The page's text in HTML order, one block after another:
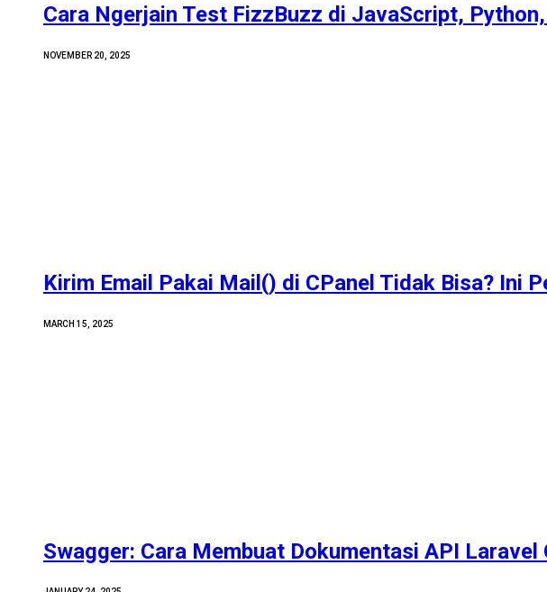
Cara Ngerjain Test FizzBuzz di JavaScript,
NOVEMBER 20, 2025
Kirim Email Pakai Mail() di CPanel Tidak Bisa? Ini
MARCH 15, 2025
Swagger: Cara Membuat Dokumentasi API Laravel